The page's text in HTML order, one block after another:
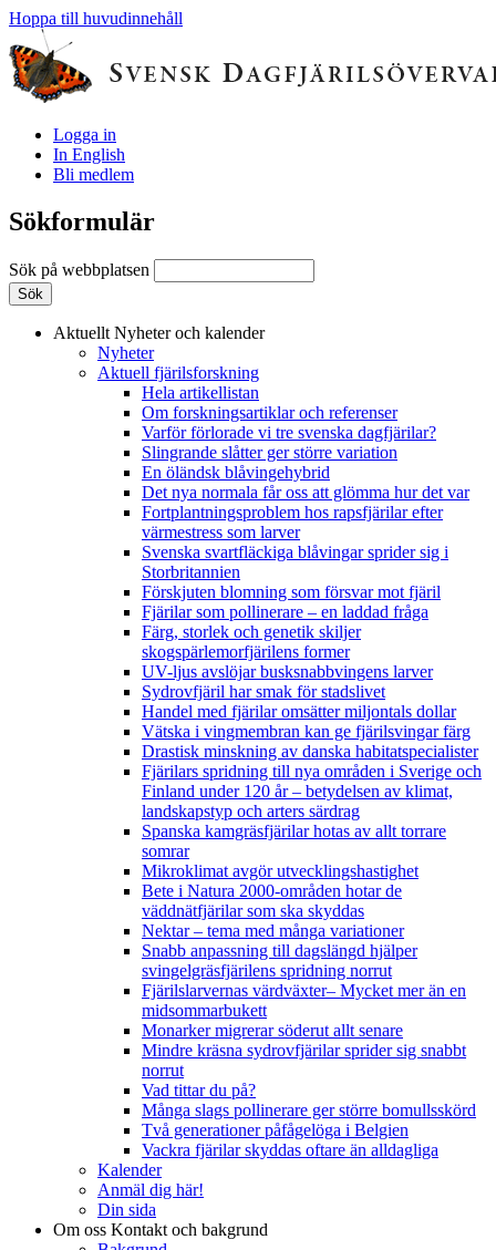
Hoppa till huvudinnehåll
Logga in
In English
Bli medlem
Sökformulär
Sök på webbplatsen
Aktuellt Nyheter och kalender
Nyheter
Aktuell fjärilsforskning
Hela artikellistan
Om forskningsartiklar och referenser
Varför förlorade vi tre svenska dagfjärilar?
Slingrande slåtter ger större variation
En öländsk blåvingehybrid
Det nya normala får oss att glömma hur det var
Fortplantningsproblem hos rapsfjärilar efter
värmestress som larver
Svenska svartfläckiga blåvingar sprider sig i
Storbritannien
Förskjuten blomning som försvar mot fjäril
Fjärilar som pollinerare – en laddad fråga
Färg, storlek och genetik skiljer
skogspärlemorfjärilens former
UV-ljus avslöjar busksnabbvingens larver
Sydrovfjäril har smak för stadslivet
Handel med fjärilar omsätter miljontals dollar
Vätska i vingmembran kan ge fjärilsvingar färg
Drastisk minskning av danska habitatspecialister
Fjärilars spridning till nya områden i Sverige och
Finland under 120 år– betydelsen av klimat,
landskapstyp och arters särdrag
Spanska kamgräsfjärilar hotas av allt torrare
somrar
Mikroklimat avgör utvecklingshastighet
Bete i Natura 2000-områden hotar de
väddnätfjärilar som ska skyddas
Nektar – tema med många variationer
Snabb anpassning till dagslängd hjälper
svingelgräsfjärilens spridning norrut
Fjärilslarvernas värdväxter– Mycket mer än en
midsommarbukett
Monarker migrerar söderut allt senare
Mindre kräsna sydrovfjärilar sprider sig snabbt
norrut
Vad tittar du på?
Många slags pollinerare ger större bomullsskörd
Två generationer påfågelöga i Belgien
Vackra fjärilar skyddas oftare än alldagliga
Kalender
Anmäl dig här!
Din sida
Om oss Kontakt och bakgrund